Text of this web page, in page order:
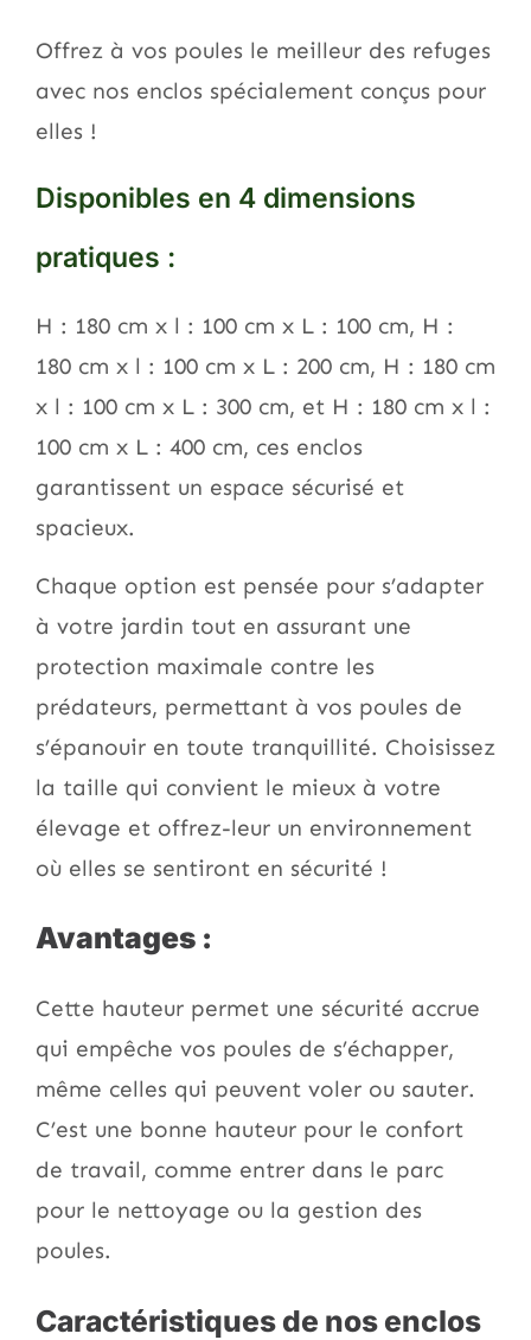
Offrez à vos poules le meilleur des refuges
avec nos enclos spécialement conçus pour
elles !
Disponibles en 4 dimensions
pratiques :
H : 180 cm x l : 100 cm x L : 100 cm, H :
180 cm x l : 100 cm x L : 200 cm, H : 180 cm
x l : 100 cm x L : 300 cm, et H : 180 cm x l :
100 cm x L : 400 cm, ces enclos
garantissent un espace sécurisé et
spacieux.
Chaque option est pensée pour s’adapter
à votre jardin tout en assurant une
protection maximale contre les
prédateurs, permettant à vos poules de
s’épanouir en toute tranquillité. Choisissez
la taille qui convient le mieux à votre
élevage et offrez-leur un environnement
où elles se sentiront en sécurité !
Avantages :
Cette hauteur permet une sécurité accrue
qui empêche vos poules de s’échapper,
même celles qui peuvent voler ou sauter.
C’est une bonne hauteur pour le confort
de travail, comme entrer dans le parc
pour le nettoyage ou la gestion des
poules.
Caractéristiques de nos enclos